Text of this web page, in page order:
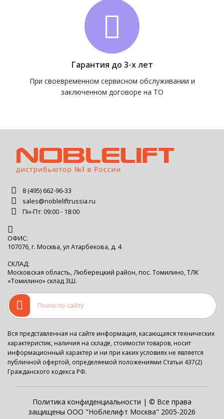
Гарантия до 3-х лет
При своевременном сервисном обслуживании и
заключенном договоре на ТО
8 (495) 662-96-33
sales@nobleliftrussia.ru
Пн-Пт: 09:00 - 18:00
ОФИС:
107076, г. Москва, ул Атарбекова, д. 4
СКЛАД:
Московская область, Люберецкий район, пос. Томилино, ТЛК
«Томилино» склад 3Ш.
Вся представленная на сайте информация, касающаяся технических
характеристик, наличия на складе, стоимости товаров, носит
информационный характер и ни при каких условиях не является
публичной офертой, определяемой положениями Статьи 437(2)
Гражданского кодекса РФ.
Политика конфиденциальности | © Все права
защищены ООО "Ноблелифт Москва" 2005-2026